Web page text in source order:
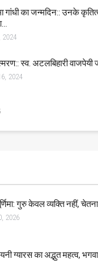
गांधी का जन्मदिन:: उनके
2024
स्व. अटलबिहारी वाजपेयी
2024
गुरु केवल व्यक्ति नहीं,
2026
ग्यारस का अद्भुत महत्व,